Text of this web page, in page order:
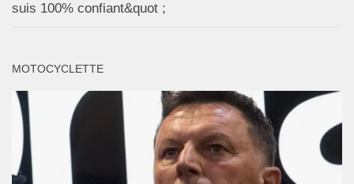
suis 100% confiant&quot ;
MOTOCYCLETTE